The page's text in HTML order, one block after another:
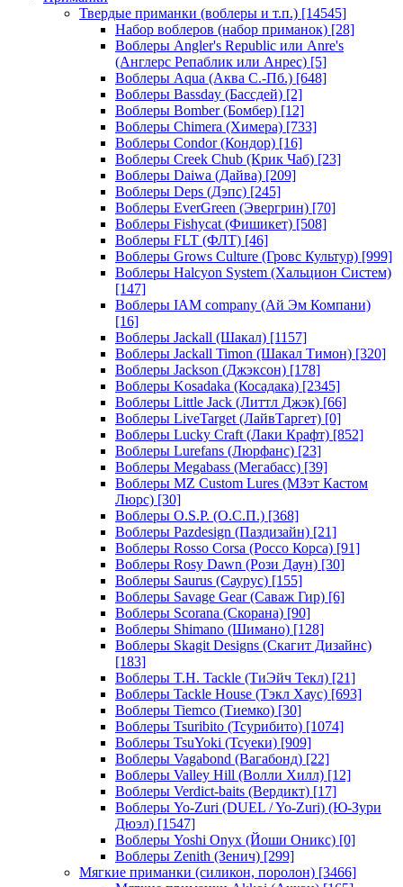
Твердые приманки (воблеры и т.п.) [14545]
Набор воблеров (набор приманок) [28]
Воблеры Angler's Republic или Anre's
(Англерс Репаблик или Анрес) [5]
Воблеры Aqua (Аква С.-Пб.) [648]
Воблеры Bassday (Бассдей) [2]
Воблеры Bomber (Бомбер) [12]
Воблеры Chimera (Химера) [733]
Воблеры Condor (Кондор) [16]
Воблеры Creek Chub (Крик Чаб) [23]
Воблеры Daiwa (Дайва) [209]
Воблеры Deps (Дэпс) [245]
Воблеры EverGreen (Эвергрин) [70]
Воблеры Fishycat (Фишикет) [508]
Воблеры FLT (ФЛТ) [46]
Воблеры Grows Culture (Гровс Культур) [999]
Воблеры Halcyon System (Хальцион Систем)
[147]
Воблеры IAM company (Ай Эм Компани)
[16]
Воблеры Jackall (Шакал) [1157]
Воблеры Jackall Timon (Шакал Тимон) [320]
Воблеры Jackson (Джэксон) [178]
Воблеры Kosadaka (Косадака) [2345]
Воблеры Little Jack (Литтл Джэк) [66]
Воблеры LiveTarget (ЛайвТаргет) [0]
Воблеры Lucky Craft (Лаки Крафт) [852]
Воблеры Lurefans (Люрфанс) [23]
Воблеры Megabass (Мегабасс) [39]
Воблеры MZ Custom Lures (МЗэт Кастом
Люрс) [30]
Воблеры O.S.P. (О.С.П.) [368]
Воблеры Pazdesign (Паздизайн) [21]
Воблеры Rosso Corsa (Россо Корса) [91]
Воблеры Rosy Dawn (Рози Даун) [30]
Воблеры Saurus (Саурус) [155]
Воблеры Savage Gear (Саваж Гир) [6]
Воблеры Scorana (Скорана) [90]
Воблеры Shimano (Шимано) [128]
Воблеры Skagit Designs (Скагит Дизайнс)
[183]
Воблеры T.H. Tackle (ТиЭйч Текл) [21]
Воблеры Tackle House (Тэкл Хаус) [693]
Воблеры Tiemco (Тиемко) [30]
Воблеры Tsuribito (Тсурибито) [1074]
Воблеры TsuYoki (Тсуеки) [909]
Воблеры Vagabond (Вагабонд) [22]
Воблеры Valley Hill (Волли Хилл) [12]
Воблеры Verdict-baits (Вердикт) [17]
Воблеры Yo-Zuri (DUEL / Yo-Zuri) (Ю-Зури
Дюэл) [1547]
Воблеры Yoshi Onyx (Йоши Оникс) [0]
Воблеры Zenith (Зенич) [299]
Мягкие приманки (силикон, поролон) [3466]